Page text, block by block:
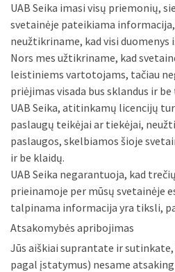
UAB Seika imasi visų priemonių,
svetainėje pateikiama
neužtikriname, kad visi duomenys
Nors mes užtikriname, kad
leistiniems vartotojams, tačiau
priėjimas visada bus sklandus ir
UAB Seika, atitinkamų licencijų
paslaugų teikėjai ar tiekėjai,
paslaugos, skelbiamos šioje
ir be klaidų.
UAB Seika negarantuoja, kad
prieinamoje per mūsų svetainėje
talpinama informacija yra tiksli,
Atsakomybės apribojimas
Jūs aiškiai suprantate ir
pagal įstatymus) nesame